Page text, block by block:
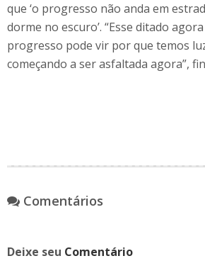
que ‘o progresso não anda em
dorme no escuro’. “Esse ditado
progresso pode vir por que temos
começando a ser asfaltada agora”,
Comentários
Deixe seu Comentário